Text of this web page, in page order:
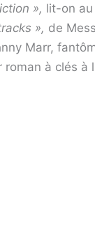
», lit-on
», de
Marr,
à clés